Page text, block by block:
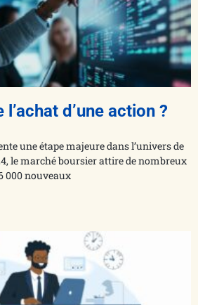
d’une action ?
une étape majeure dans l’univers de
le marché boursier attire de nombreux
000 nouveaux